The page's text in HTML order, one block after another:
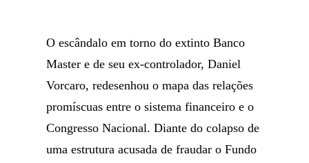
O escândalo em torno do extinto Banco
Master e de seu ex-controlador, Daniel
Vorcaro, redesenhou o mapa das relações
promíscuas entre o sistema financeiro e o
Congresso Nacional. Diante do colapso de
uma estrutura acusada de fraudar o Fundo